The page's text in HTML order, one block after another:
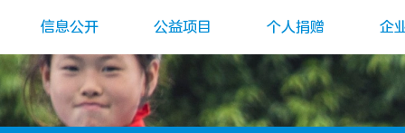
信息公开 公益项目 个人捐赠 企